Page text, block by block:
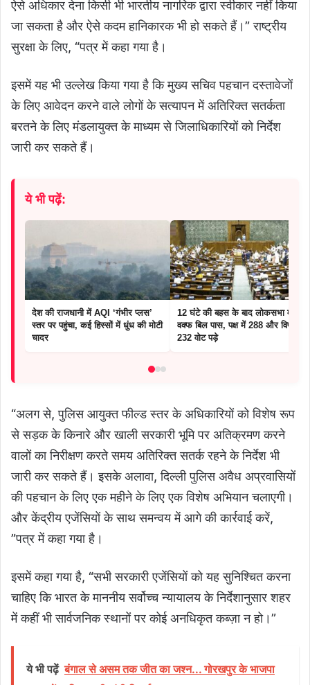
ऐसे अधिकार देना किसी भी भारतीय नागरिक द्वारा स्वीकार नहीं किया
जा सकता है और ऐसे कदम हानिकारक भी हो सकते हैं।” राष्ट्रीय
सुरक्षा के लिए, “पत्र में कहा गया है।
इसमें यह भी उल्लेख किया गया है कि मुख्य सचिव पहचान दस्तावेजों
के लिए आवेदन करने वाले लोगों के सत्यापन में अतिरिक्त सतर्कता
बरतने के लिए मंडलायुक्त के माध्यम से जिलाधिकारियों को निर्देश
जारी कर सकते हैं।
ये भी पढ़ें:
देश की राजधानी में AQI ‘गंभीर प्लस’
स्तर पर पहुंचा, कई हिस्सों में धुंध की मोटी
चादर
12 घंटे की बहस के बाद लोकसभा में
वक्फ बिल पास, पक्ष में 288 और विपक्ष में
232 वोट पड़े
“अलग से, पुलिस आयुक्त फील्ड स्तर के अधिकारियों को विशेष रूप
से सड़क के किनारे और खाली सरकारी भूमि पर अतिक्रमण करने
वालों का निरीक्षण करते समय अतिरिक्त सतर्क रहने के निर्देश भी
जारी कर सकते हैं। इसके अलावा, दिल्ली पुलिस अवैध अप्रवासियों
की पहचान के लिए एक महीने के लिए एक विशेष अभियान चलाएगी।
और केंद्रीय एजेंसियों के साथ समन्वय में आगे की कार्रवाई करें,
”पत्र में कहा गया है।
इसमें कहा गया है, “सभी सरकारी एजेंसियों को यह सुनिश्चित करना
चाहिए कि भारत के माननीय सर्वोच्च न्यायालय के निर्देशानुसार शहर
में कहीं भी सार्वजनिक स्थानों पर कोई अनधिकृत कब्ज़ा न हो।”
ये भी पढ़ें बंगाल से असम तक जीत का जश्न... गोरखपुर के भाजपा